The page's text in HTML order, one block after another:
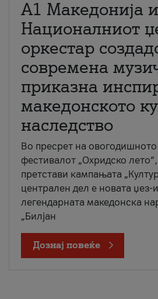
А1 Македонија и
Националниот
оркестар
современа
приказна
македонското
наследство
Во пресрет на
фестивалот „Охридско
претстави кампањата
централен дел е новата џез-
легендарната македонска
„Билјан
Дознај повеќе